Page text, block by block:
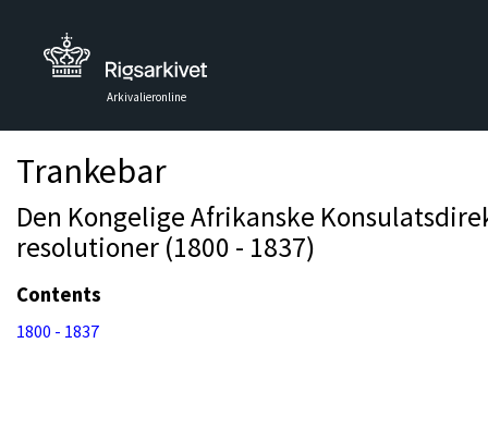
Arkivalieronline
Trankebar
Den Kongelige Afrikanske
resolutioner (1800 - 1837)
Contents
1800 - 1837